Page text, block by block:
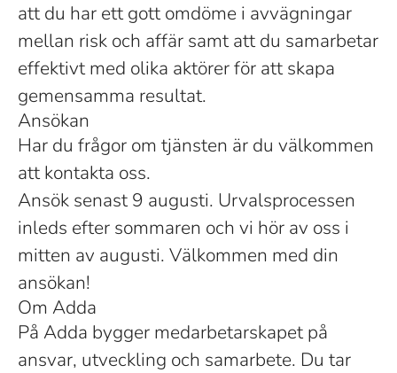
att du har ett gott omdöme i avvägningar
mellan risk och affär samt att du samarbetar
effektivt med olika aktörer för att skapa
gemensamma resultat.
Ansökan
Har du frågor om tjänsten är du välkommen
att kontakta oss.
Ansök senast 9 augusti. Urvalsprocessen
inleds efter sommaren och vi hör av oss i
mitten av augusti. Välkommen med din
ansökan!
Om Adda
På Adda bygger medarbetarskapet på
ansvar, utveckling och samarbete. Du tar